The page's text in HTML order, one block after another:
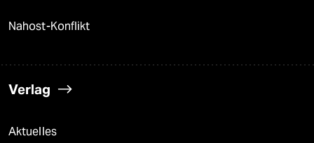
Nahost-Konflikt
Verlag
Aktuelles